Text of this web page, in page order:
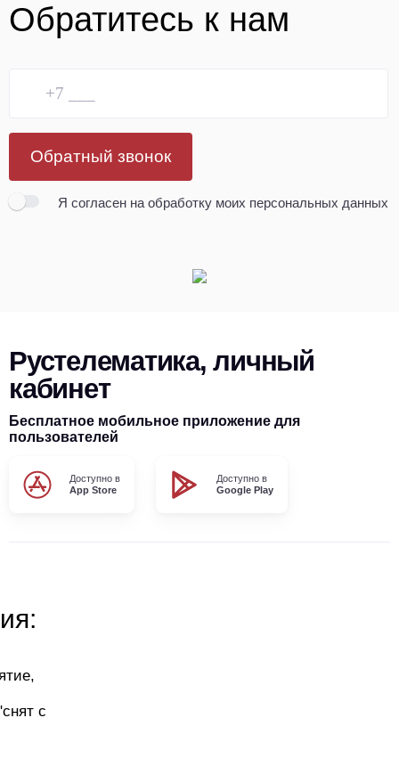
Обратитесь к нам
Обратный звонок
Я согласен на обработку моих персональных данных
Рустелематика, личный
кабинет
Бесплатное мобильное приложение для
пользователей
Доступно в
App Store
Доступно в
Google Play
с